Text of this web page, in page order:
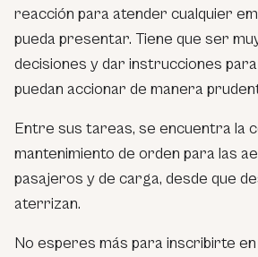
reacción para atender cualquier
pueda presentar. Tiene que ser
decisiones y dar instrucciones
puedan accionar de manera
Entre sus tareas, se encuentra la
mantenimiento de orden para las
pasajeros y de carga, desde que
aterrizan.
No esperes más para inscribirte